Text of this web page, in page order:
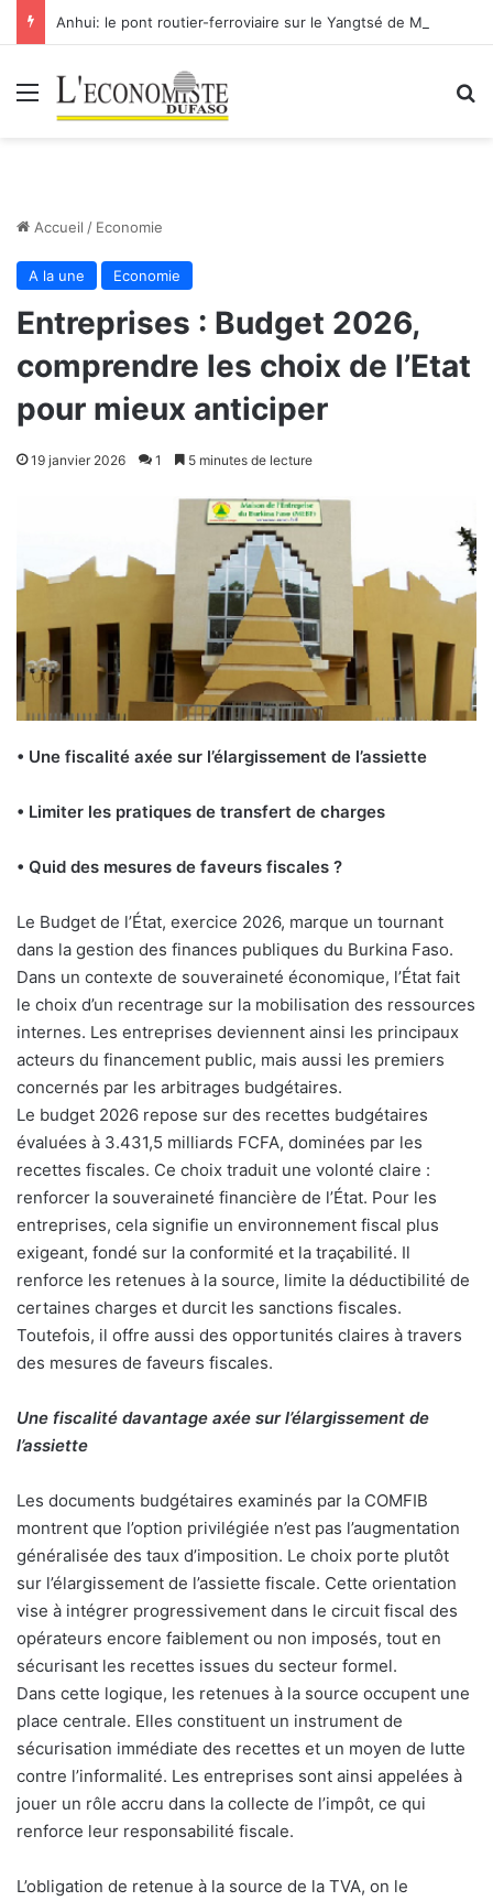
Menu
Accueil / Economie
A la une Economie
Entreprises : Budget 2026,
comprendre les choix de l’Etat
pour mieux anticiper
19 janvier 2026 1 5 minutes de lecture
• Une fiscalité axée sur l’élargissement de l’assiette
• Limiter les pratiques de transfert de charges
• Quid des mesures de faveurs fiscales ?
Le Budget de l’État, exercice 2026, marque un tournant
dans la gestion des finances publiques du Burkina Faso.
Dans un contexte de souveraineté économique, l’État fait
le choix d’un recentrage sur la mobilisation des ressources
internes. Les entreprises deviennent ainsi les principaux
acteurs du financement public, mais aussi les premiers
concernés par les arbitrages budgétaires.
Le budget 2026 repose sur des recettes budgétaires
évaluées à 3.431,5 milliards FCFA, dominées par les
recettes fiscales. Ce choix traduit une volonté claire :
renforcer la souveraineté financière de l’État. Pour les
entreprises, cela signifie un environnement fiscal plus
exigeant, fondé sur la conformité et la traçabilité. Il
renforce les retenues à la source, limite la déductibilité de
certaines charges et durcit les sanctions fiscales.
Toutefois, il offre aussi des opportunités claires à travers
des mesures de faveurs fiscales.
Une fiscalité davantage axée sur l’élargissement de
l’assiette
Les documents budgétaires examinés par la COMFIB
montrent que l’option privilégiée n’est pas l’augmentation
généralisée des taux d’imposition. Le choix porte plutôt
sur l’élargissement de l’assiette fiscale. Cette orientation
vise à intégrer progressivement dans le circuit fiscal des
opérateurs encore faiblement ou non imposés, tout en
sécurisant les recettes issues du secteur formel.
Dans cette logique, les retenues à la source occupent une
place centrale. Elles constituent un instrument de
sécurisation immédiate des recettes et un moyen de lutte
contre l’informalité. Les entreprises sont ainsi appelées à
jouer un rôle accru dans la collecte de l’impôt, ce qui
renforce leur responsabilité fiscale.
L’obligation de retenue à la source de la TVA, on le